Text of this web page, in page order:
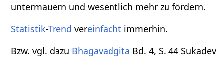
untermauern und wesentlich mehr zu fördern.
Statistik-Trend vereinfacht immerhin.
Bzw. vgl. dazu Bhagavadgita Bd. 4, S. 44 Sukadev